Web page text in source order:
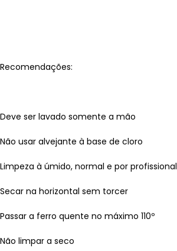
Recomendações:
Deve ser lavado somente a mão
Não usar alvejante à base de cloro
Limpeza à úmido, normal e por profissional
Secar na horizontal sem torcer
Passar a ferro quente no máximo 110º
Não limpar a seco